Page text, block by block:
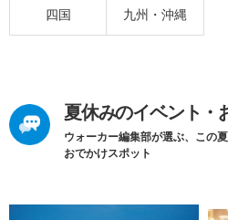
四国 九州・沖縄
夏休みのイベント・
ウォーカー編集部が選ぶ、この
おでかけスポット